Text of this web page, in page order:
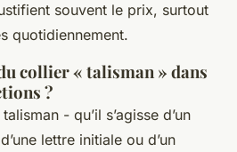
souvent le prix, surtout
quotidiennement.
collier « talisman » dans
?
- qu’il s’agisse d’un
lettre initiale ou d’un